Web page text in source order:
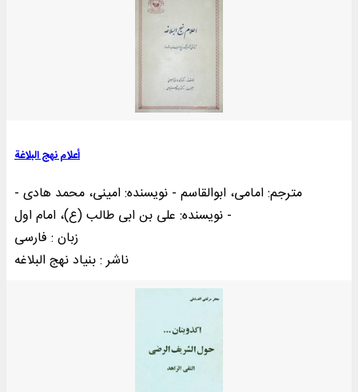
أعلام نهج البلاغة
مترجم: امامی، ابوالقاسم - نویسنده: امینی، محمد هادی -
نویسنده: علی بن ابی طالب (ع)، امام اول -
زبان : فارسی
ناشر : بنياد نهج البلاغه